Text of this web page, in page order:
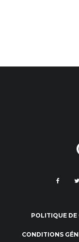
POLITIQUE
CONDITIONS